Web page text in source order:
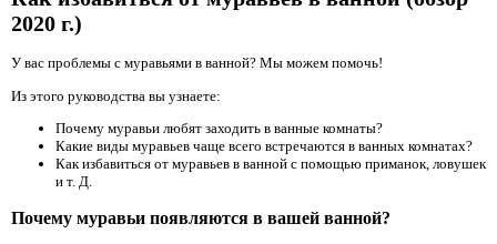
2020 г.)
У вас проблемы с муравьями в ванной? Мы можем помочь!
Из этого руководства вы узнаете:
Почему муравьи любят заходить в ванные комнаты?
Какие виды муравьев чаще всего встречаются в ванных комнатах?
Как избавиться от муравьев в ванной с помощью приманок, ловушек
и т. Д.
Почему муравьи появляются в вашей ванной?